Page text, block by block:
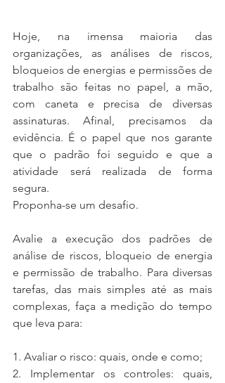
Hoje, na imensa maioria das
organizações, as análises de riscos,
bloqueios de energias e permissões de
trabalho são feitas no papel, a mão,
com caneta e precisa de diversas
assinaturas. Afinal, precisamos da
evidência. É o papel que nos garante
que o padrão foi seguido e que a
atividade será realizada de forma
segura.
Proponha-se um desafio.
Avalie a execução dos padrões de
análise de riscos, bloqueio de energia
e permissão de trabalho. Para diversas
tarefas, das mais simples até as mais
complexas, faça a medição do tempo
que leva para:
1. Avaliar o risco: quais, onde e como;
2. Implementar os controles: quais,